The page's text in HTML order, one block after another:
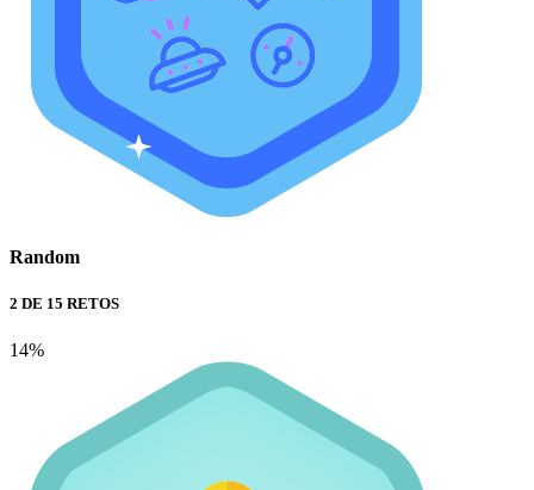
Random
2 DE 15 RETOS
14%